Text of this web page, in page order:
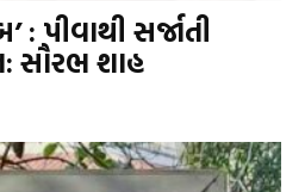
: પીવાથી સર્જાતી
સૌરભ શાહ